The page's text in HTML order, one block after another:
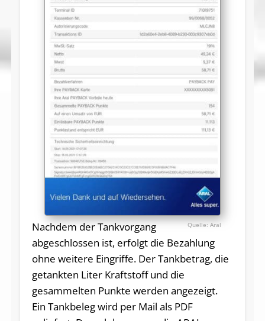
Aral
Nachdem der Tankvorgang
abgeschlossen ist, erfolgt die Bezahlung
ohne weitere Eingriffe. Der Tankbetrag, die
getankten Liter Kraftstoff und die
gesammelten Punkte werden angezeigt.
Ein Tankbeleg wird per Mail als PDF